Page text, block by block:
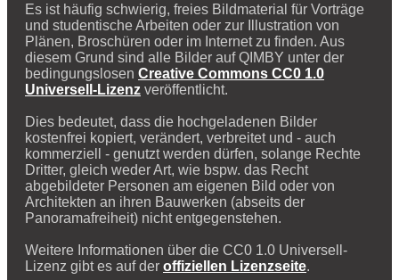
Es ist häufig schwierig, freies Bildmaterial für Vorträge
und studentische Arbeiten oder zur Illustration von
Plänen, Broschüren oder im Internet zu finden. Aus
diesem Grund sind alle Bilder auf QIMBY unter der
bedingungslosen Creative Commons CC0 1.0
Universell-Lizenz veröffentlicht.
Dies bedeutet, dass die hochgeladenen Bilder
kostenfrei kopiert, verändert, verbreitet und - auch
kommerziell - genutzt werden dürfen, solange Rechte
Dritter, gleich weder Art, wie bspw. das Recht
abgebildeter Personen am eigenen Bild oder von
Architekten an ihren Bauwerken (abseits der
Panoramafreiheit) nicht entgegenstehen.
Weitere Informationen über die CC0 1.0 Universell-
Lizenz gibt es auf der offiziellen Lizenzseite.